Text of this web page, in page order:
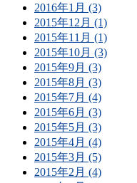
2016年1月 (3)
2015年12月 (1)
2015年11月 (1)
2015年10月 (3)
2015年9月 (3)
2015年8月 (3)
2015年7月 (4)
2015年6月 (3)
2015年5月 (3)
2015年4月 (4)
2015年3月 (5)
2015年2月 (4)